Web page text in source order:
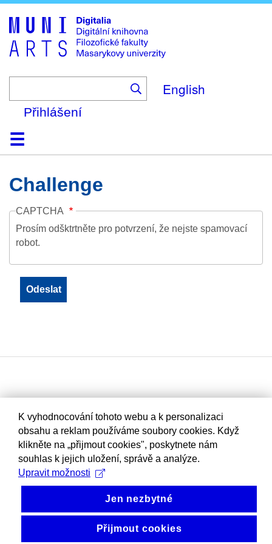
to
main
content
English
Přihlášení
DomůKolekce
Prohlížení
Vyhledávání
O platformě
Nápověda
KontaktDigitalia
Challenge
CAPTCHA
Prosím odšktrtněte pro potvrzení, že nejste spamovací
robot.
K vyhodnocování tohoto webu a k personalizaci
obsahu a reklam používáme soubory cookies. Když
klikněte na „přijmout cookies", poskytnete nám
souhlas k jejich uložení, správě a analýze.
Upravit možnosti
Jen nezbytné
Přijmout cookies